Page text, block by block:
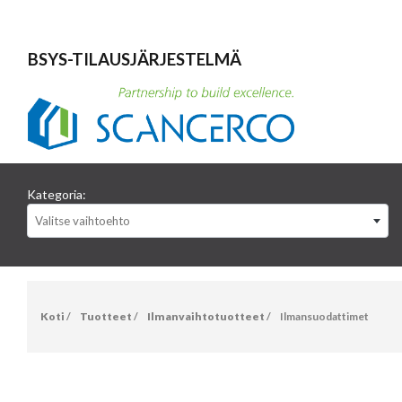
BSYS-TILAUSJÄRJESTELMÄ
Kategoria:
Valitse vaihtoehto
Koti / Tuotteet / Ilmanvaihtotuotteet / Ilmansuodattimet